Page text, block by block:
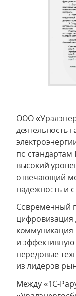
ООО
деятельность
по стандартам
высокий
отвечающий
надежность и
Современный
цифровизация
коммуникация
и
передовые
из лидеров
Между «1С-